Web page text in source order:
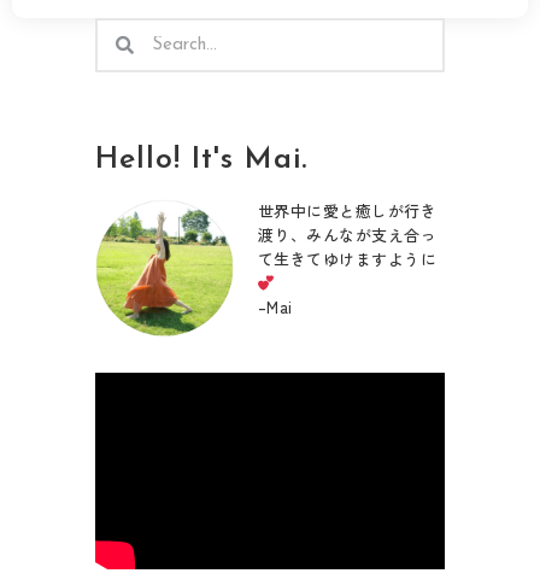
索
Hello! It's Mai.
世界中に愛と癒しが行き
渡り、みんなが支え合っ
て生きてゆけますように
–Mai